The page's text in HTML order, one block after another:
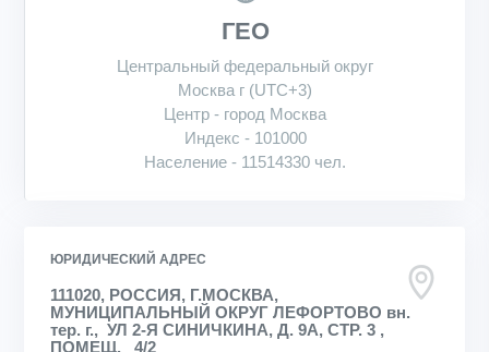
ГЕО
Центральный федеральный округ
Москва г (UTC+3)
Центр - город Москва
Индекс - 101000
Население - 11514330 чел.
ЮРИДИЧЕСКИЙ АДРЕС
111020, РОССИЯ, Г.МОСКВА,
МУНИЦИПАЛЬНЫЙ ОКРУГ ЛЕФОРТОВО вн.
тер. г., УЛ 2-Я СИНИЧКИНА, Д. 9А, СТР. 3 ,
ПОМЕЩ. 4/2